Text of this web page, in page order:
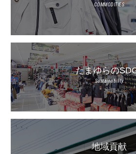
COMMODITIES
たまゆらの
Sustainability
地域貢献